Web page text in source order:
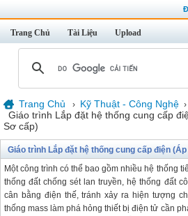
Trang Chủ Tài Liệu Upload
Trang Chủ › Kỹ Thuật - Công Nghệ ›
Giáo trình Lắp đặt hệ thống cung cấp
Sơ cấp)
Giáo trình Lắp đặt hệ thống cung cấp điện
Một công trình có thể bao gồm nhiều hệ thống
thống đất chống sét lan truyền, hệ thống đất
cân bằng điện thế, tránh xảy ra hiện tượng
thống mass làm phá hỏng thiết bị điện tử cần